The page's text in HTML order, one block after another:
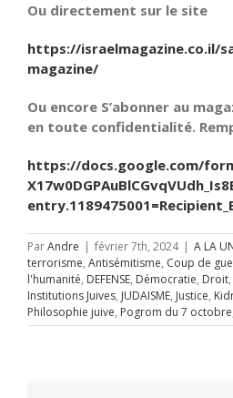
Ou directement sur le site
https://israelmagazine.co.il/
magazine/
Ou encore S’abonner au
en toute confidentialité.
https://docs.google.com/
ParAndre | février 7th, 2024 | A LA
terrorisme, Antisémitisme, Coup de
l'humanité, DEFENSE, Démocratie, Droit,
Institutions Juives, JUDAISME, Justice,
Philosophie juive, Pogrom du 7 octobre